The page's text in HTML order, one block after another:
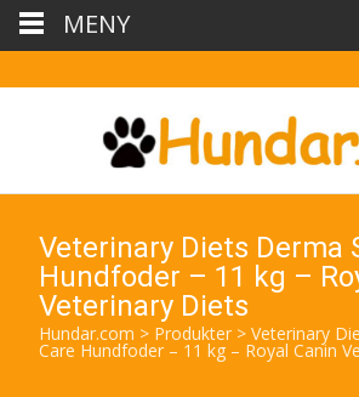
Veterinary Diets Derma
Hundfoder – 11 kg –
Veterinary Diets
Hundar.com > Produkter > Veterinary
Care Hundfoder – 11 kg – Royal Canin
MENY